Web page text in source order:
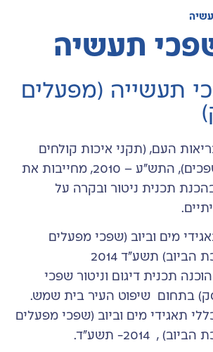
תעשיה
תעשייה (מפעלים
העם, (תקני איכות קולחים
וכללים לטיהור שפכים), התש"ע – 2010, מחייבות את
תכנית ניטור ובקרה על
מים וביוב (שפכי מפעלים
המוזרמים למערכת הביוב) תשע"ד 2014
תכנית דיגום וניטור שפכי
בתחום שיפוט העיר בית שמש.
תאגידי מים וביוב (שפכי מפעלים
, 2014- תשע"ד.